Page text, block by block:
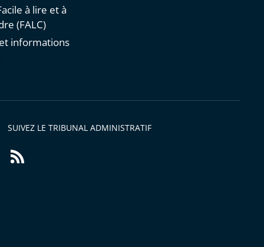
à lire et à
(FALC)
informations
SUIVEZ LE TRIBUNAL ADMINISTRATIF
Flux
RSS